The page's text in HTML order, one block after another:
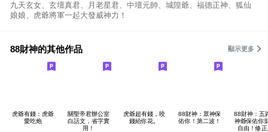
九天玄女、玄壇真君、月老星君、中壇元帥、城隍爺、福德正神、狐仙
娘娘、虎爺將軍一起大發威神力！
88財神的其他作品 顯示更多
虎爺有錢：虎爺
愛吃炮
關聖帝君辦公室
白話文，省字實
用！
虎爺超有錢，咬
錢給你花。
88財神：眾神保
佑你！第二波！
88財神：五
神爺保佑你
自由！修